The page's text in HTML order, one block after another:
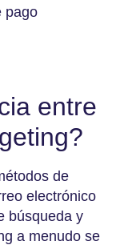
pago
entre
de
electrónico
búsqueda y
a menudo se